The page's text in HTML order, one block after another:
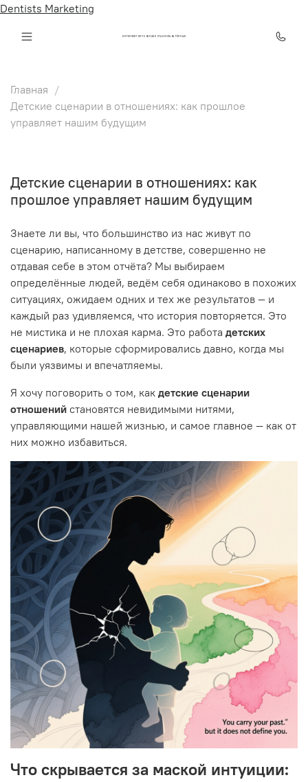
Dentists Marketing
ИНТЕЛЛЕКТ КЛУБ ОНЛАЙН СТАНИСЛАВА ТЁПЛЫХ
Главная
Детские сценарии в отношениях: как прошлое
управляет нашим будущим
Детские сценарии в отношениях: как
прошлое управляет нашим будущим
Знаете ли вы, что большинство из нас живут по
сценарию, написанному в детстве, совершенно не
отдавая себе в этом отчёта? Мы выбираем
определённые людей, ведём себя одинаково в похожих
ситуациях, ожидаем одних и тех же результатов — и
каждый раз удивляемся, что история повторяется. Это
не мистика и не плохая карма. Это работа детских
сценариев, которые сформировались давно, когда мы
были уязвимы и впечатляемы.
Я хочу поговорить о том, как детские сценарии
отношений становятся невидимыми нитями,
управляющими нашей жизнью, и самое главное — как от
них можно избавиться.
Что скрывается за маской интуиции: